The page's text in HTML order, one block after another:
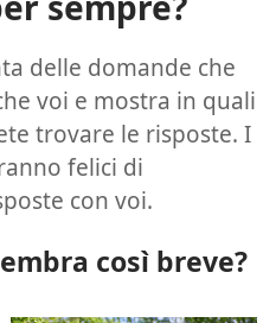
delle domande che
voi e mostra in quali
trovare le risposte. I
felici di
con voi.
così breve?